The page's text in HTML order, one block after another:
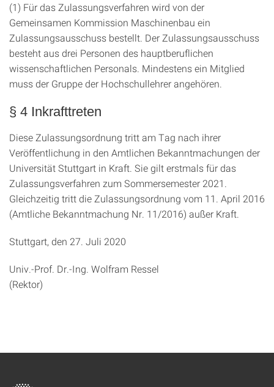
(1) Für das Zulassungsverfahren wird von der
Gemeinsamen Kommission Maschinenbau ein
Zulassungsausschuss bestellt. Der Zulassungsausschuss
besteht aus drei Personen des hauptberuflichen
wissenschaftlichen Personals. Mindestens ein Mitglied
muss der Gruppe der Hochschullehrer angehören.
§ 4 Inkrafttreten
Diese Zulassungsordnung tritt am Tag nach ihrer
Veröffentlichung in den Amtlichen Bekanntmachungen der
Universität Stuttgart in Kraft. Sie gilt erstmals für das
Zulassungsverfahren zum Sommersemester 2021.
Gleichzeitig tritt die Zulassungsordnung vom 11. April 2016
(Amtliche Bekanntmachung Nr. 11/2016) außer Kraft.
Stuttgart, den 27. Juli 2020
Univ.-Prof. Dr.-Ing. Wolfram Ressel
(Rektor)